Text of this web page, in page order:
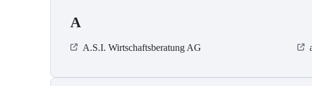
A
A.S.I. Wirtschaftsberatung AG